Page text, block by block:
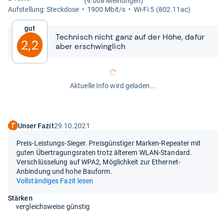
Auf­stel­lung: Steck­dose
1900 Mbit/s Wi-​Fi 5 (802.11​ac)
Gut
2,2
Tech­nisch nicht ganz auf der Höhe, dafür
aber erschwing­lich
Aktuelle Info wird geladen...
Unser Fazit29.10.2021
Preis-Leistungs-Sieger. Preisgünstiger Marken-Repeater mit
guten Übertragungsraten trotz älterem WLAN-Standard.
Verschlüsselung auf WPA2, Möglichkeit zur Ethernet-
Anbindung und hohe Bauform.
Vollständiges Fazit lesen
Stärken
vergleichsweise günstig